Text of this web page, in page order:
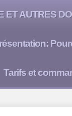
ET AUTRES
Tarifs et